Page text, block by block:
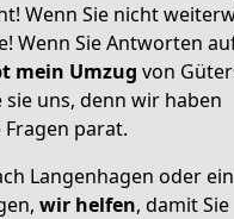
Wenn Sie nicht
Wenn Sie Antworten
mein Umzug von
sie uns, denn wir haben
parat.
Langenhagen oder ein
wir helfen, damit Sie